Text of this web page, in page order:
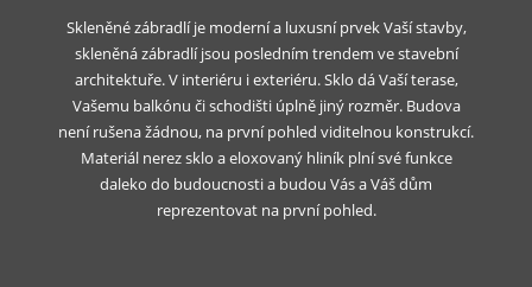
Skleněné zábradlí je moderní a luxusní prvek Vaší stavby,
skleněná zábradlí jsou posledním trendem ve stavební
architektuře. V interiéru i exteriéru. Sklo dá Vaší terase,
Vašemu balkónu či schodišti úplně jiný rozměr. Budova
není rušena žádnou, na první pohled viditelnou konstrukcí.
Materiál nerez sklo a eloxovaný hliník plní své funkce
daleko do budoucnosti a budou Vás a Váš dům
reprezentovat na první pohled.